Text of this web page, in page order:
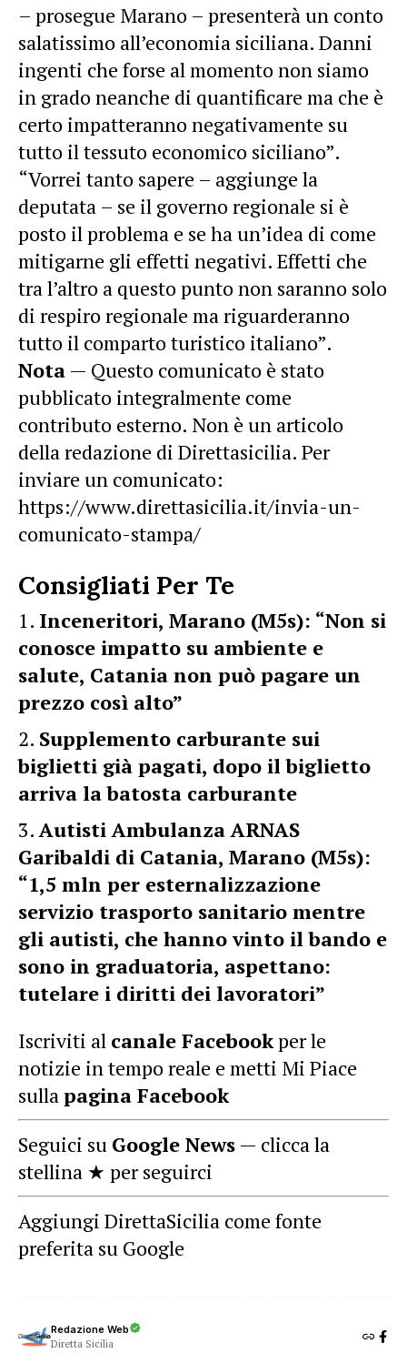
– prosegue Marano – presenterà un conto
salatissimo all’economia siciliana. Danni
ingenti che forse al momento non siamo
in grado neanche di quantificare ma che è
certo impatteranno negativamente su
tutto il tessuto economico siciliano”.
“Vorrei tanto sapere – aggiunge la
deputata – se il governo regionale si è
posto il problema e se ha un’idea di come
mitigarne gli effetti negativi. Effetti che
tra l’altro a questo punto non saranno solo
di respiro regionale ma riguarderanno
tutto il comparto turistico italiano”.
Nota — Questo comunicato è stato
pubblicato integralmente come
contributo esterno. Non è un articolo
della redazione di Direttasicilia. Per
inviare un comunicato:
https://www.direttasicilia.it/invia-un-
comunicato-stampa/
Consigliati Per Te
Inceneritori, Marano (M5s): “Non si
conosce impatto su ambiente e
salute, Catania non può pagare un
prezzo così alto”
Supplemento carburante sui
biglietti già pagati, dopo il biglietto
arriva la batosta carburante
Autisti Ambulanza ARNAS
Garibaldi di Catania, Marano (M5s):
“1,5 mln per esternalizzazione
servizio trasporto sanitario mentre
gli autisti, che hanno vinto il bando e
sono in graduatoria, aspettano:
tutelare i diritti dei lavoratori”
Iscriviti al canale Facebookper le
notizie in tempo reale e metti Mi Piace
sullapagina Facebook
Seguici su Google News — clicca la
stellina ★ per seguirci
Aggiungi DirettaSicilia come fonte
preferita su Google
Redazione Web
Diretta Sicilia